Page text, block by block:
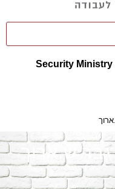
Security Ministry
ש.ארוך